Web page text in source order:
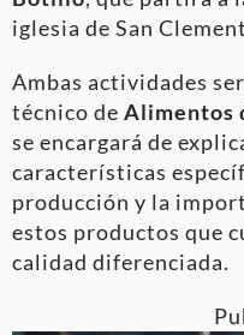
iglesia de San
Ambas actividades
técnico de Alimentos
se encargará de
características
producción y la
estos productos que
calidad diferenciada.